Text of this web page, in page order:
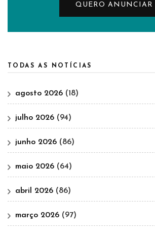
QUERO ANUNCIAR
TODAS AS NOTÍCIAS
agosto 2026 (18)
julho 2026 (94)
junho 2026 (86)
maio 2026 (64)
abril 2026 (86)
março 2026 (97)